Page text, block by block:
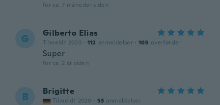
for ca. 7 måneder siden
G Gilberto Elias
Tilmeldt 2020 · 112 anmeldelser · 103 overførsler
Super
for ca. 2 år siden
B Brigitte
Tilmeldt 2020 · 53 anmeldelser